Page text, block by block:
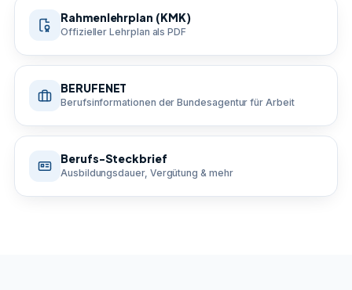
Rahmenlehrplan (KMK)
Offizieller Lehrplan als PDF
BERUFENET
Berufsinformationen der Bundesagentur für Arbeit
Berufs-Steckbrief
Ausbildungsdauer, Vergütung & mehr